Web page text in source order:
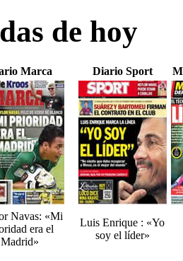
de hoy
Marca Diario Sport
Navas: «Mi
era el
Madrid»
Luis Enrique : «Yo
soy el líder»